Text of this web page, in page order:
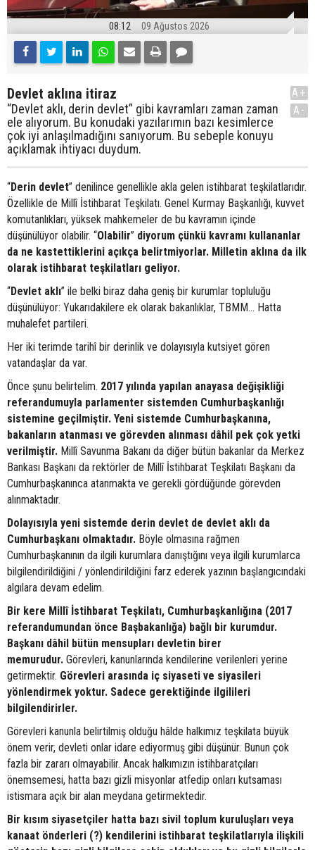
08:12 09 Ağustos 2026
Devlet aklına itiraz
“Devlet aklı, derin devlet” gibi kavramları zaman zaman
ele alıyorum. Bu konudaki yazılarımın bazı kesimlerce
çok iyi anlaşılmadığını sanıyorum. Bu sebeple konuyu
açıklamak ihtiyacı duydum.
A+
A-
“Derin devlet” denilince genellikle akla gelen istihbarat teşkilatlarıdır.
Özellikle de Millî İstihbarat Teşkilatı. Genel Kurmay Başkanlığı, kuvvet
komutanlıkları, yüksek mahkemeler de bu kavramın içinde
düşünülüyor olabilir. “Olabilir” diyorum çünkü kavramı kullananlar
da ne kastettiklerini açıkça belirtmiyorlar. Milletin aklına da ilk
olarak istihbarat teşkilatları geliyor.
“Devlet aklı” ile belki biraz daha geniş bir kurumlar topluluğu
düşünülüyor: Yukarıdakilere ek olarak bakanlıklar, TBMM… Hatta
muhalefet partileri.
Her iki terimde tarihî bir derinlik ve dolayısıyla kutsiyet gören
vatandaşlar da var.
Önce şunu belirtelim. 2017 yılında yapılan anayasa değişikliği
referandumuyla parlamenter sistemden Cumhurbaşkanlığı
sistemine geçilmiştir. Yeni sistemde Cumhurbaşkanına,
bakanların atanması ve görevden alınması dâhil pek çok yetki
verilmiştir. Millî Savunma Bakanı da diğer bütün bakanlar da Merkez
Bankası Başkanı da rektörler de Millî İstihbarat Teşkilatı Başkanı da
Cumhurbaşkanınca atanmakta ve gerekli gördüğünde görevden
alınmaktadır.
Dolayısıyla yeni sistemde derin devlet de devlet aklı da
Cumhurbaşkanı olmaktadır. Böyle olmasına rağmen
Cumhurbaşkanının da ilgili kurumlara danıştığını veya ilgili kurumlarca
bilgilendirildiğini / yönlendirildiğini farz ederek yazının başlangıcındaki
algılara devam edelim.
Bir kere Millî İstihbarat Teşkilatı, Cumhurbaşkanlığına (2017
referandumundan önce Başbakanlığa) bağlı bir kurumdur.
Başkanı dâhil bütün mensupları devletin birer
memurudur. Görevleri, kanunlarında kendilerine verilenleri yerine
getirmektir. Görevleri arasında iç siyaseti ve siyasileri
yönlendirmek yoktur. Sadece gerektiğinde ilgilileri
bilgilendirirler.
Görevleri kanunla belirtilmiş olduğu hâlde halkımız teşkilata büyük
önem verir, devleti onlar idare ediyormuş gibi düşünür. Bunun çok
fazla bir zararı olmayabilir. Ancak halkımızın istihbaratçıları
önemsemesi, hatta bazı gizli misyonlar atfedip onları kutsaması
istismara açık bir alan meydana getirmektedir.
Bir kısım siyasetçiler hatta bazı sivil toplum kuruluşları veya
kanaat önderleri (?) kendilerini istihbarat teşkilatlarıyla ilişkili